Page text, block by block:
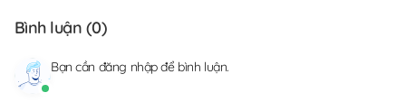
Bình luận (0)
Bạn cần đăng nhậpđể bình luận.